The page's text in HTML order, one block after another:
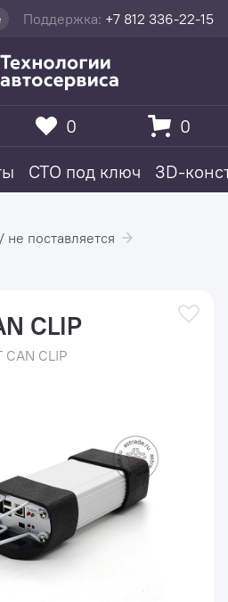
Поддержка: +7 812 336-22-15
СТО под ключ 3D-
0 0
поставляется
CLIP
CAN CLIP